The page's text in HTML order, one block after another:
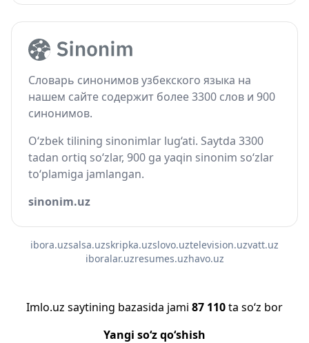
Словарь синонимов узбекского языка на
нашем сайте содержит более 3300 слов и 900
синонимов.
O‘zbek tilining sinonimlar lug‘ati. Saytda 3300
tadan ortiq so‘zlar, 900 ga yaqin sinonim so‘zlar
to‘plamiga jamlangan.
sinonim.uz
ibora.uzsalsa.uzskripka.uzslovo.uztelevision.uzvatt.uz
iboralar.uzresumes.uzhavo.uz
Imlo.uz saytining bazasida jami 87 110ta so‘z bor
Yangi so‘z qo‘shish